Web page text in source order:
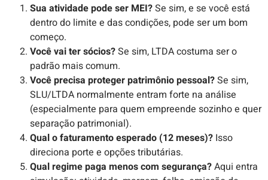
Sua atividade pode ser MEI?Se sim, e se você está
dentro do limite e das condições, pode ser um bom
começo.
Você vai ter sócios?Se sim, LTDA costuma ser o
padrão mais comum.
Você precisa proteger patrimônio pessoal?Se sim,
SLU/LTDA normalmente entram forte na análise
(especialmente para quem empreende sozinho e quer
separação patrimonial).
Qual o faturamento esperado (12 meses)? Isso
direciona porte e opções tributárias.
Qual regime paga menos com segurança?Aqui entra